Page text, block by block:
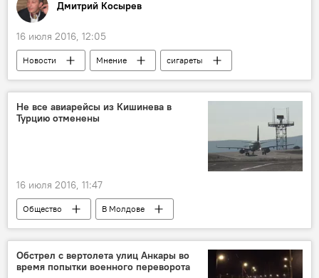
Дмитрий Косырев
16 июля 2016, 12:05
Новости Мнение
сигареты
табак
Не все авиарейсы из Кишинева в
Турцию отменены
16 июля 2016, 11:47
Общество
В Молдове
Мятеж в Турции
Обстрел с вертолета улиц Анкары во
время попытки военного переворота